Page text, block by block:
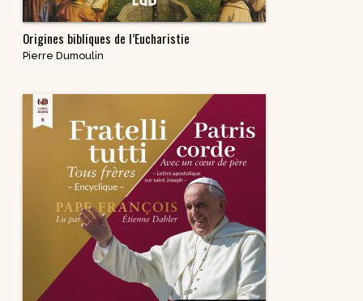
Origines bibliques de l’Eucharistie
Pierre Dumoulin